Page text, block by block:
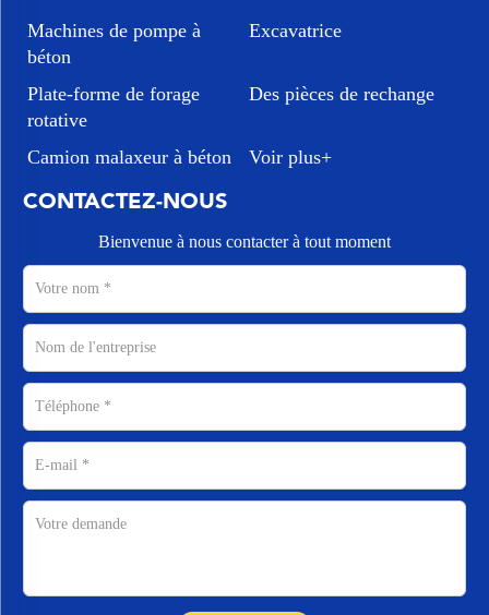
Machines de pompe à
béton
Excavatrice
Plate-forme de forage
rotative
Des pièces de rechange
Camion malaxeur à béton Voir plus+
CONTACTEZ-NOUS
Bienvenue à nous contacter à tout moment